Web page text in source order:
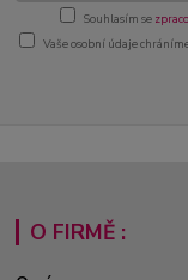
Souhlasím se
Vaše osobní údaje
O FIRMĚ :